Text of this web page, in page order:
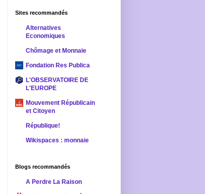
Sites recommandés
Alternatives
Economiques
Chômage et Monnaie
Fondation Res Publica
L'OBSERVATOIRE DE
L'EUROPE
Mouvement Républicain
et Citoyen
République!
Wikispaces : monnaie
Blogs recommandés
A Perdre La Raison